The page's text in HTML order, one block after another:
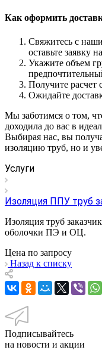
Как оформить
Свяжитесь с
оставьте заявку
Укажите объем
Получите расчет
Ожидайте
Мы заботимся о том,
доходила до вас в
Выбирая нас, вы
изоляцию труб, но и
Услуги
Изоляция ППУ труб
Изоляция труб
оболочки ПЭ и ОЦ.
Цена по запросу
Назад к списку
Подписывайтесь
на новости и акции